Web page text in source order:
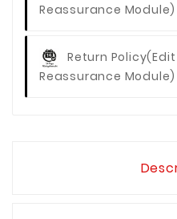
Reassurance Module)
Return Policy
Reassurance Module)